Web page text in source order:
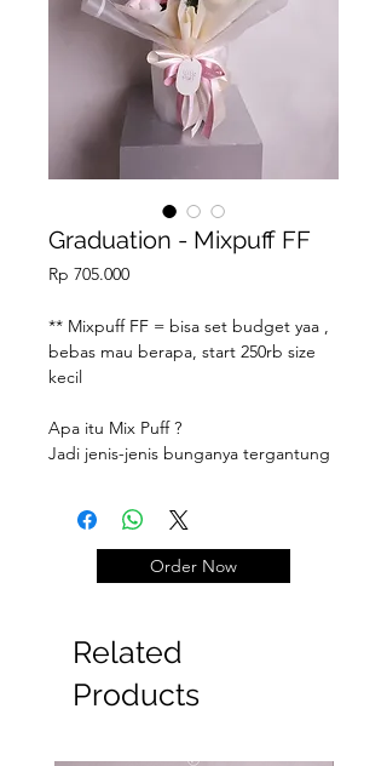
Graduation - Mixpuff FF
Rp 705.000Price
** Mixpuff FF = bisa set budget yaa ,
bebas mau berapa, start 250rb size
kecil
Apa itu Mix Puff ?
Jadi jenis-jenis bunganya tergantung
tersedia, macam-macam stok
bunganya apa saja, nanti akan kami
gabungin. So kalian tinggalset
budgetnya aja berapa dan
#Wisuda #graduation
Order Now
Related
Products